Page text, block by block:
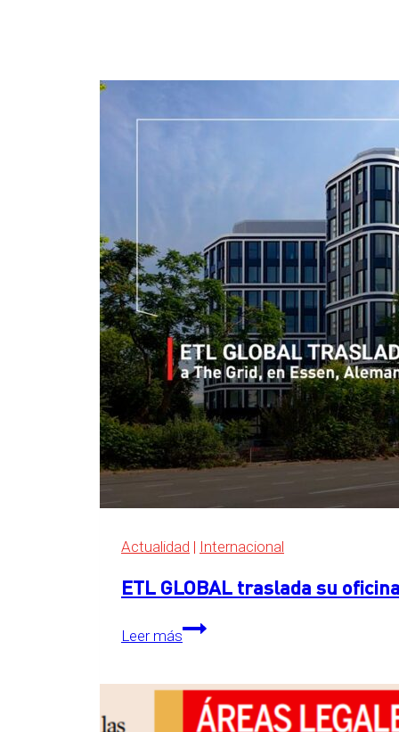
Actualidad | Internacional
ETL GLOBAL traslada su
Leer más
ETL
GLOBAL
su
oficina